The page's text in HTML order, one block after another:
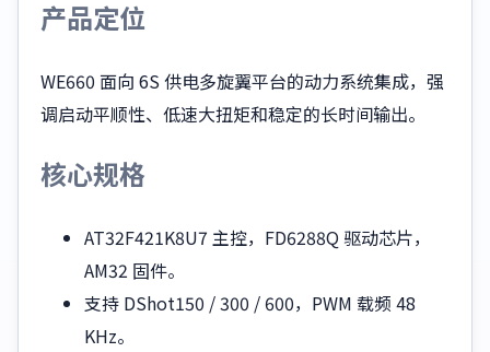
产品定位
WE660 面向 6S 供电多旋翼平台的动力系统集成，强
调启动平顺性、低速大扭矩和稳定的长时间输出。
核心规格
AT32F421K8U7 主控，FD6288Q 驱动芯片，
AM32 固件。
支持 DShot150 / 300 / 600，PWM 载频 48
KHz。